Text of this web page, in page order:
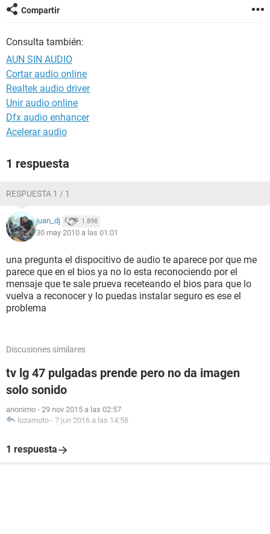
microsoft xp professional
PORFAVOR......
Compartir
Consulta también:
AUN SIN AUDIO
Cortar audio online
Realtek audio driver
Unir audio online
Dfx audio enhancer
Acelerar audio
1 respuesta
RESPUESTA 1 / 1
juan_dj 1.898
30 may 2010 a las 01:01
una pregunta el dispocitivo de audio te aparece por que me
parece que en el bios ya no lo esta reconociendo por el
mensaje que te sale prueva receteando el bios para que lo
vuelva a reconocer y lo puedas instalar seguro es ese el
problema
Discusiones similares
tv lg 47 pulgadas prende pero no da imagen
solo sonido
anonimo - 29 nov 2015 a las 02:57
lozamoto - 7 jun 2016 a las 14:58
1 respuesta